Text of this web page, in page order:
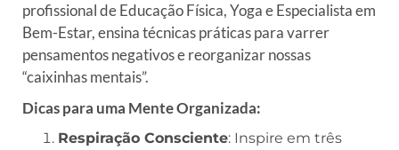
profissional de Educação Física, Yoga e Especialista em
Bem-Estar, ensina técnicas práticas para varrer
pensamentos negativos e reorganizar nossas
“caixinhas mentais”.
Dicas para uma Mente Organizada:
Respiração Consciente: Inspire em três